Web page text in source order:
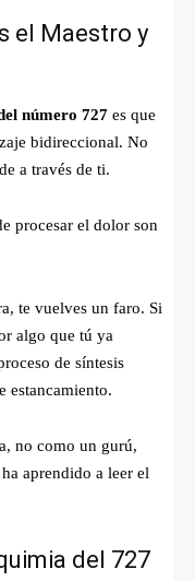
el Maestro y
número 727 es que
bidireccional. No
a través de ti.
procesar el dolor son
te vuelves un faro. Si
algo que tú ya
de síntesis
estancamiento.
no como un gurú,
aprendido a leer el
del 727